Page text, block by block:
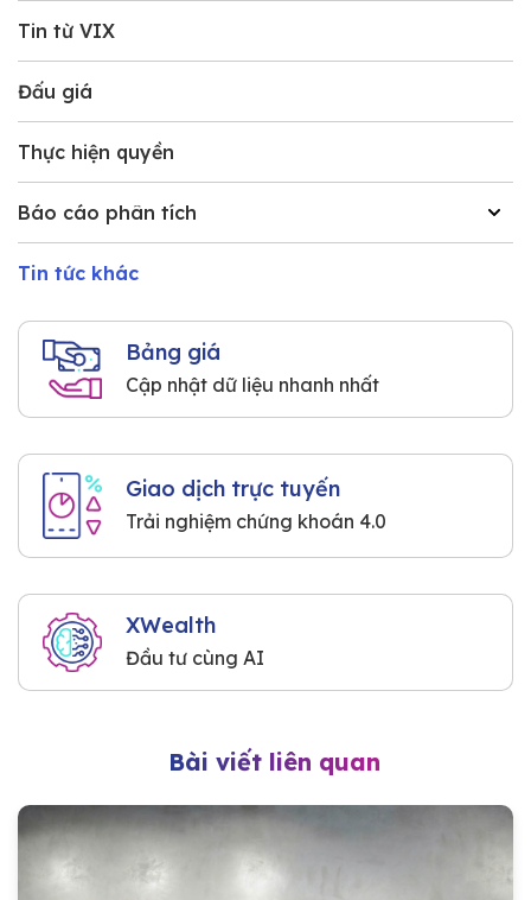
Tin từ VIX
Đấu giá
Thực hiện quyền
Báo cáo phân tích
Tin tức khác
Bảng giá
Cập nhật dữ liệu nhanh nhất
Giao dịch trực tuyến
Trải nghiệm chứng khoán 4.0
XWealth
Đầu tư cùng AI
Bài viết liên quan